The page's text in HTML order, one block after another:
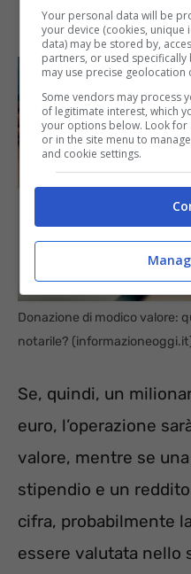
Donazione di modico valore:
notarile?
Se, quindi, un
euro, l’operazione
valore, mentre se
stipendio e un
cifra, probabilmente
essere valutata nello
Your personal data will be
your device (cookies,
data) may be stored by,
partners, or used
may use precise geolocation
Some vendors may process
of legitimate interest, which
your options below. Look
or in the site menu to
and cookie settings.